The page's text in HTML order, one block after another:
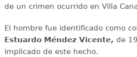
de un crimen ocurrido en Villa
El hombre fue identificado como
Estuardo Méndez Vicente, de
implicado de este hecho.